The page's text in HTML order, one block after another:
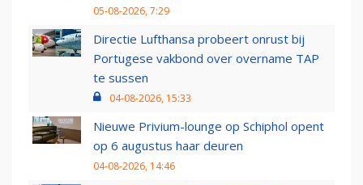
05-08-2026, 7:29
Directie Lufthansa probeert onrust bij
Portugese vakbond over overname TAP
te sussen
04-08-2026, 15:33
Nieuwe Privium-lounge op Schiphol opent
op 6 augustus haar deuren
04-08-2026, 14:46